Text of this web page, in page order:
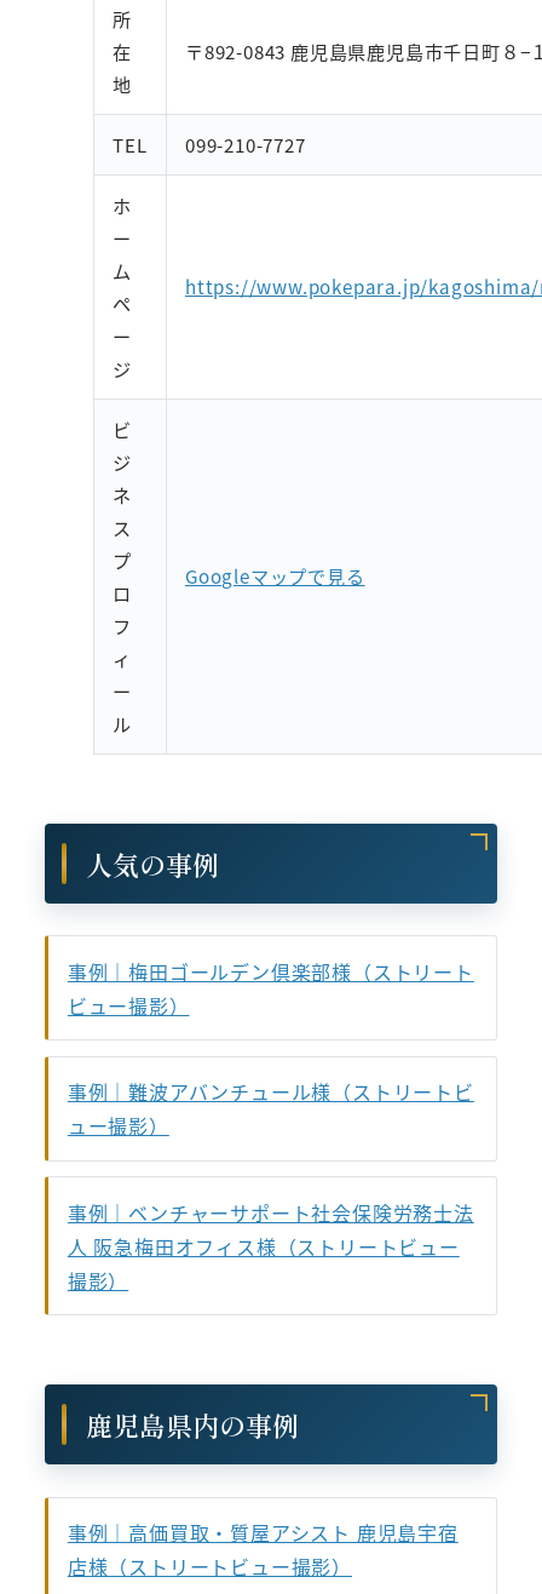
所
在
地
〒892-0843 鹿児島県鹿児島市千日町８−
TEL 099-210-7727
ホ
ー
ム
ペ
ー
ジ
https://www.pokepara.jp/kagoshima/
ビ
ジ
ネ
ス
プ
ロ
フ
ィ
ー
ル
Googleマップで見る
人気の事例
事例｜梅田ゴールデン倶楽部様（ストリート
ビュー撮影）
事例｜難波アバンチュール様（ストリートビ
ュー撮影）
事例｜ベンチャーサポート社会保険労務士法
人 阪急梅田オフィス様（ストリートビュー
撮影）
鹿児島県内の事例
事例｜高価買取・質屋アシスト 鹿児島宇宿
店様（ストリートビュー撮影）